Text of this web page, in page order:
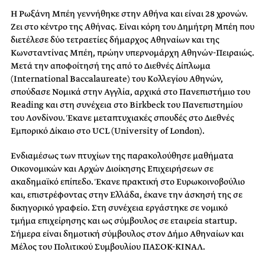
Η Ρωξάνη Μπέη γεννήθηκε στην Αθήνα και είναι 28 χρονών.
Ζει στο κέντρο της Αθήνας. Είναι κόρη του Δημήτρη Μπέη που
διετέλεσε δύο τετραετίες δήμαρχος Αθηναίων και της
Κωνσταντίνας Μπέη, πρώην υπερνομάρχη Αθηνών-Πειραιώς.
Μετά την αποφοίτησή της από το Διεθνές Δίπλωμα
(International Baccalaureate) του Κολλεγίου Αθηνών,
σπούδασε Νομικά στην Αγγλία, αρχικά στο Πανεπιστήμιο του
Reading και στη συνέχεια στο Birkbeck του Πανεπιστημίου
του Λονδίνου. Έκανε μεταπτυχιακές σπουδές στο Διεθνές
Εμπορικό Δίκαιο στο UCL (University of London).
Ενδιαμέσως των πτυχίων της παρακολούθησε μαθήματα
Οικονομικών και Αρχών Διοίκησης Επιχειρήσεων σε
ακαδημαϊκό επίπεδο. Έκανε πρακτική στο Ευρωκοινοβούλιο
και, επιστρέφοντας στην Ελλάδα, έκανε την άσκησή της σε
δικηγορικό γραφείο. Στη συνέχεια εργάστηκε σε νομικό
τμήμα επιχείρησης και ως σύμβουλος σε εταιρεία startup.
Σήμερα είναι δημοτική σύμβουλος στον Δήμο Αθηναίων και
Μέλος του Πολιτικού Συμβουλίου ΠΑΣΟΚ-ΚΙΝΑΛ.